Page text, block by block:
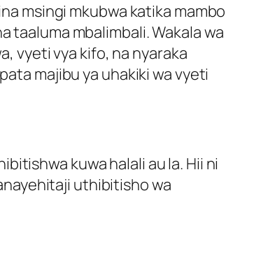
msingi mkubwa katika mambo
taaluma mbalimbali. Wakala wa
vyeti vya kifo, na nyaraka
majibu ya uhakiki wa vyeti
kuwa halali au la. Hii ni
uthibitisho wa